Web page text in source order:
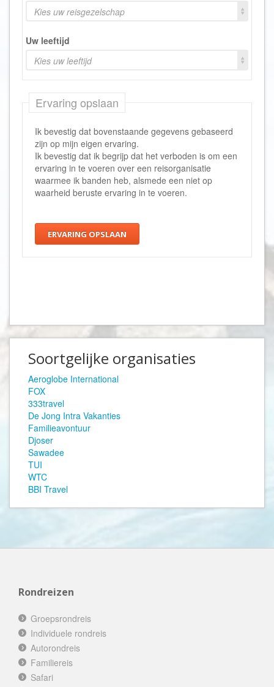
Kies uw reisgezelschap
Uw leeftijd
Kies uw leeftijd
Ervaring opslaan
Ik bevestig dat bovenstaande gegevens gebaseerd
zijn op mijn eigen ervaring.
Ik bevestig dat ik begrijp dat het verboden is om een
ervaring in te voeren over een reisorganisatie
waarmee ik banden heb, alsmede een niet op
waarheid beruste ervaring in te voeren.
ERVARING OPSLAAN
Soortgelijke organisaties
Aeroglobe International
FOX
333travel
De Jong Intra Vakanties
Familieavontuur
Djoser
Sawadee
TUI
WTC
BBI Travel
Rondreizen
Groepsrondreis
Individuele rondreis
Autorondreis
Familiereis
Safari